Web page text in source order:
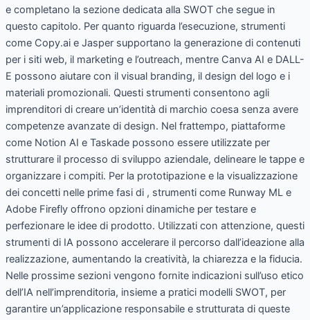
e completano la sezione dedicata alla SWOT che segue in
questo capitolo. Per quanto riguarda l’esecuzione, strumenti
come Copy.ai e Jasper supportano la generazione di contenuti
per i siti web, il marketing e l’outreach, mentre Canva AI e DALL-
E possono aiutare con il visual branding, il design del logo e i
materiali promozionali. Questi strumenti consentono agli
imprenditori di creare un’identità di marchio coesa senza avere
competenze avanzate di design. Nel frattempo, piattaforme
come Notion AI e Taskade possono essere utilizzate per
strutturare il processo di sviluppo aziendale, delineare le tappe e
organizzare i compiti. Per la prototipazione e la visualizzazione
dei concetti nelle prime fasi di , strumenti come Runway ML e
Adobe Firefly offrono opzioni dinamiche per testare e
perfezionare le idee di prodotto. Utilizzati con attenzione, questi
strumenti di IA possono accelerare il percorso dall’ideazione alla
realizzazione, aumentando la creatività, la chiarezza e la fiducia.
Nelle prossime sezioni vengono fornite indicazioni sull’uso etico
dell’IA nell’imprenditoria, insieme a pratici modelli SWOT, per
garantire un’applicazione responsabile e strutturata di queste